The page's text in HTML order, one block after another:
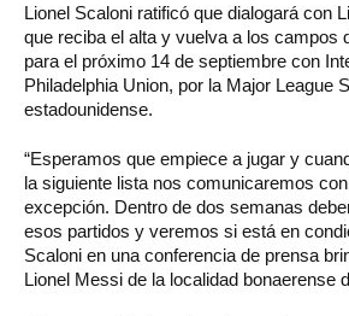
Lionel Scaloni ratificó que dialogará con
que reciba el alta y vuelva a los campos
para el próximo 14 de septiembre con
Philadelphia Union, por la Major League
estadounidense.
“Esperamos que empiece a jugar y
la siguiente lista nos comunicaremos
excepción. Dentro de dos semanas
esos partidos y veremos si está en
Scaloni en una conferencia de prensa
Lionel Messi de la localidad bonaerense